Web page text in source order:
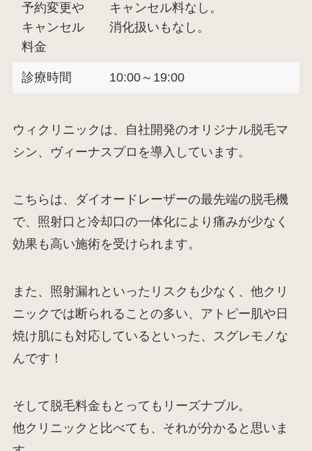
予約変更や
キャンセル
料金
キャンセル料なし。
消化扱いもなし。
診療時間 10:00～19:00
ウィクリニックは、自社開発のオリジナル脱毛マ
シン、ヴィーナスプロを導入しています。
こちらは、ダイオードレーザーの最先端の脱毛機
で、照射口と冷却口の一体化により痛みが少なく
効果も高い施術を受けられます。
また、照射漏れといったリスクも少なく、他クリ
ニックでは断られることの多い、アトピー肌や日
焼け肌にも対応しているといった、スグレモノな
んです！
そして脱毛料金もとってもリーズナブル。
他クリニックと比べても、それが分かると思いま